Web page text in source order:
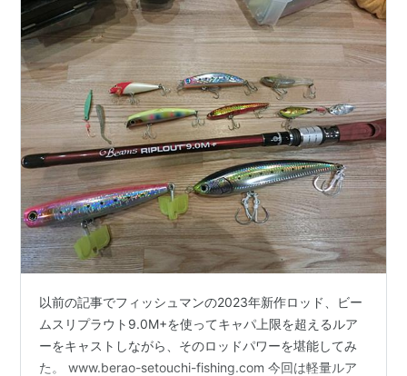
以前の記事でフィッシュマンの2023年新作ロッド、ビー
ムスリプラウト9.0M+を使ってキャパ上限を超えるルア
ーをキャストしながら、そのロッドパワーを堪能してみ
た。 www.berao-setouchi-fishing.com 今回は軽量ルア